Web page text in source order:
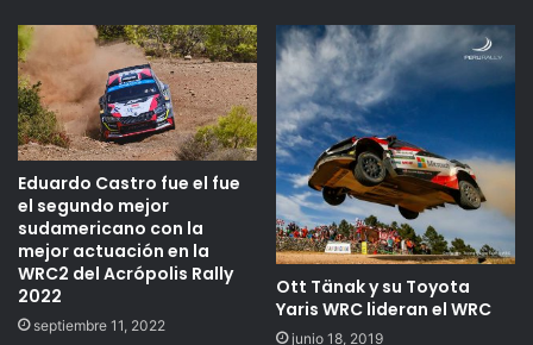
Eduardo Castro fue el fue
el segundo mejor
sudamericano con la
mejor actuación en la
WRC2 del Acrópolis Rally
2022
septiembre 11, 2022
Ott Tänak y su Toyota
Yaris WRC lideran el WRC
junio 18, 2019